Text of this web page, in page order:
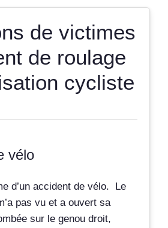
de victimes
de roulage
cycliste
vélo
d’un accident de vélo. Le
pas vu et a ouvert sa
sur le genou droit,